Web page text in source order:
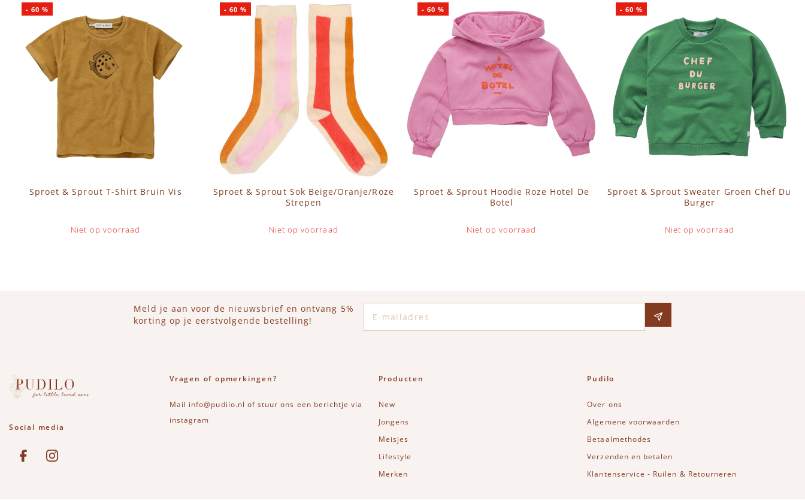
Sproet & Sprout T-Shirt Bruin Vis
Niet op voorraad
-60 %
Sproet & Sprout Sok Beige/Oranje/Roze
Strepen
Niet op voorraad
- 60 %
Sproet & Sprout Hoodie Roze Hotel De
Botel
Niet op voorraad
-60 %
Sproet & Sprout Sweater Groen Chef Du
Burger
Niet op voorraad
- 60 %
Meld je aan voor de nieuwsbrief en ontvang 5%
korting op je eerstvolgende bestelling!
Social media
See our FacebookBekijk onze Instagram pagina
Vragen of opmerkingen?
Mail info@pudilo.nl of stuur ons een berichtje via
instagram
Producten
New
Jongens
Meisjes
Lifestyle
Merken
Pudilo
Over ons
Algemene voorwaarden
Betaalmethodes
Verzenden en betalen
Klantenservice - Ruilen & Retourneren